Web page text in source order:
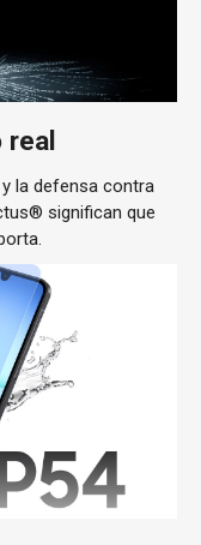
la defensa contra
significan que